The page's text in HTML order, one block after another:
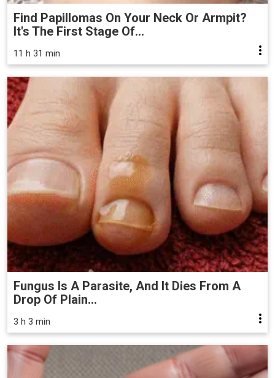
Find Papillomas On Your Neck Or Armpit?
It's The First Stage Of...
11 h 31 min
Fungus Is A Parasite, And It Dies From A
Drop Of Plain...
3 h 3 min